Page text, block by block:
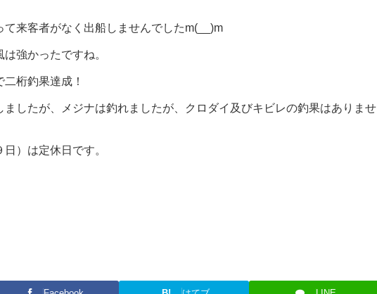
来客者がなく出船しませんでしたm(__)m
強かったですね。
桁釣果達成！
ましたが、メジナは釣れましたが、クロダイ及びキビレの釣果はありませ
）は定休日です。